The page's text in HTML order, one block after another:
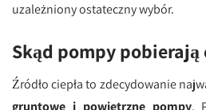
uzależniony ostateczny wybór.
Skąd pompy pobierają
Źródło ciepła to zdecydowanie
gruntowe i powietrzne pompy.